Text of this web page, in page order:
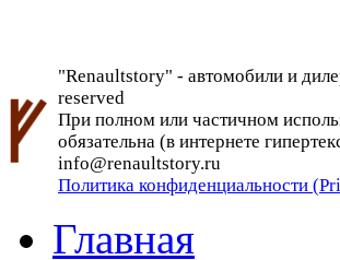
"Renaultstory" - автомобили и
reserved
При полном или частичном
обязательна (в интернете
info@renaultstory.ru
Политика конфиденциальности
Главная